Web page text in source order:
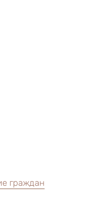
граждан